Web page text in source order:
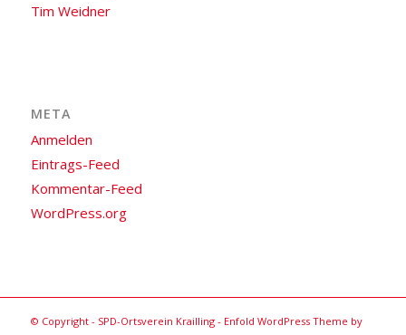
Tim Weidner
META
Anmelden
Eintrags-Feed
Kommentar-Feed
WordPress.org
© Copyright - SPD-Ortsverein Krailling- Enfold WordPress Theme by